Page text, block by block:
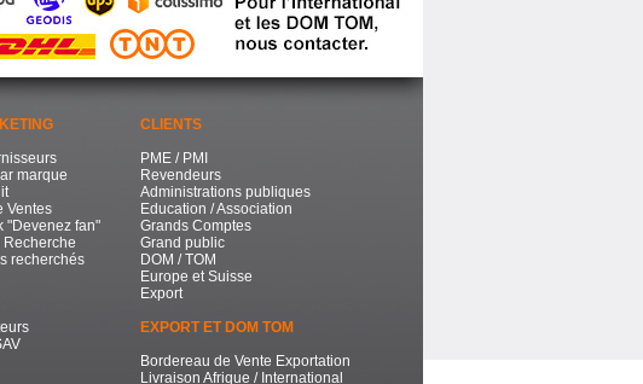
marque
Ventes
"Devenez fan"
recherchés
CLIENTS
PME / PMI
Revendeurs
Administrations publiques
Education / Association
Grands Comptes
Grand public
DOM / TOM
Europe et Suisse
Export
EXPORT ET DOM TOM
Bordereau de Vente Exportation
Livraison Afrique / International